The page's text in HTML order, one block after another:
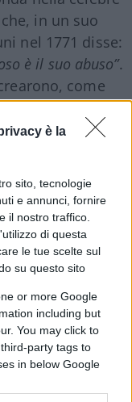
è la
sito, tecnologie
e annunci, fornire
il nostro traffico.
di questa
le tue scelte sul
su questo sito
or more Google
including but
You may click to
party tags to
in below Google
che, in un suo
nel 1771 disse:
è il suo abuso”.
come
la separazione
note. Nelle
sono, a
.
se non
controllo è
alla verifica
In Italia – che